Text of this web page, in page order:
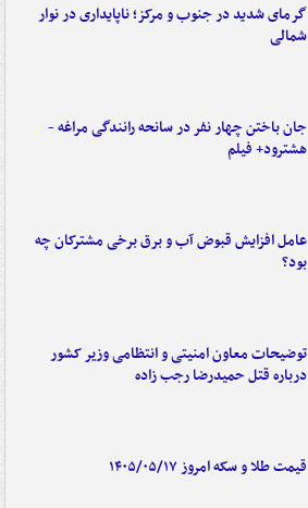
گرمای شدید در جنوب و مرکز؛ ناپایداری در نوار
شمالی
جان باختن چهار نفر در سانحه رانندگی مراغه -
هشترود+ فیلم
عامل افزایش قبوض آب و برق برخی مشترکان چه
بود؟
توضیحات معاون امنیتی و انتظامی وزیر کشور
درباره قتل حمیدرضا رجب زاده
قیمت طلا و سکه امروز ۱۴۰۵/۰۵/۱۷